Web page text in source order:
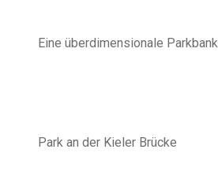
Eine überdimensionale Parkbank
Park an der Kieler Brücke